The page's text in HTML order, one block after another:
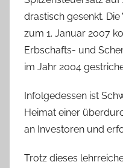
drastisch gesenkt.
zum 1. Januar 2007
Erbschafts- und
im Jahr 2004
Infolgedessen ist
Heimat einer
an Investoren und
Trotz dieses